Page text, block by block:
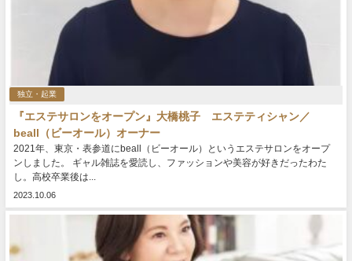
独立・起業
『エステサロンをオープン』大橋桃子 エステティシャン／
beall（ビーオール）オーナー
2021年、東京・表参道にbeall（ビーオール）というエステサロンをオープ
ンしました。 ギャル雑誌を愛読し、ファッションや美容が好きだったわた
し。高校卒業後は...
2023.10.06